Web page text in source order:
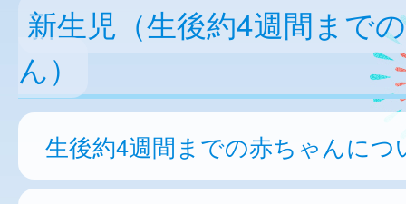
新生児（生後約4週間まで
ん）
生後約4週間までの赤ちゃんにつ